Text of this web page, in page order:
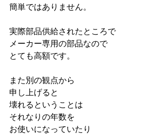
簡単ではありません。
実際部品供給されたところで
メーカー専用の部品なので
とても高額です。
また別の観点から
申し上げると
壊れるということは
それなりの年数を
お使いになっていたり